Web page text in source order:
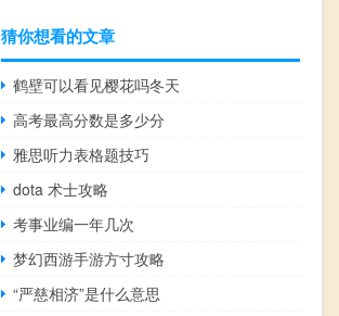
猜你想看的文章
鹤壁可以看见樱花吗冬天
高考最高分数是多少分
雅思听力表格题技巧
dota 术士攻略
考事业编一年几次
梦幻西游手游方寸攻略
“严慈相济”是什么意思